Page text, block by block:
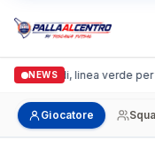
NEWS
Casalguidi, linea verde per
Giocatore